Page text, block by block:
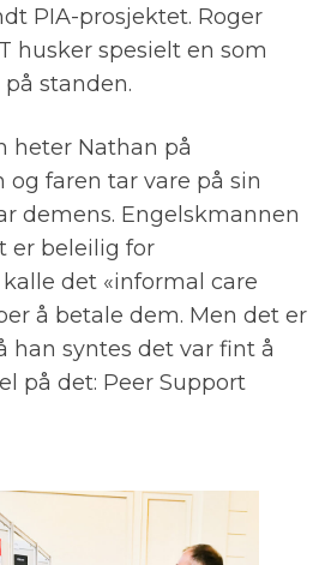
PIA-prosjektet. Roger
husker spesielt en som
standen.
heter Nathan på
og faren tar vare på sin
demens. Engelskmannen
er beleilig for
det «informal care
å betale dem. Men det er
han syntes det var fint å
på det: Peer Support